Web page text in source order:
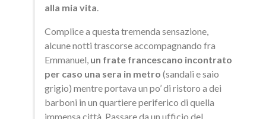
alla mia vita.
Complice a questa tremenda sensazione,
alcune notti trascorse accompagnando fra
Emmanuel, un frate francescano incontrato
per caso una sera in metro (sandali e saio
grigio) mentre portava un po’ di ristoro a dei
barboni in un quartiere periferico di quella
immensa città. Passare da un ufficio del